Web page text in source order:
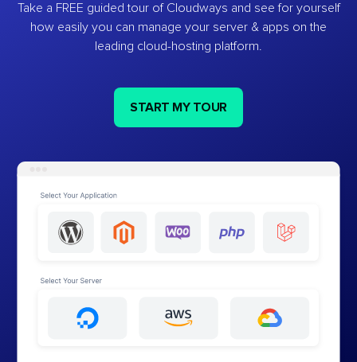
Take a FREE guided tour of Cloudways and see for yourself
how easily you can manage your server & apps on the
leading cloud-hosting platform.
START MY TOUR